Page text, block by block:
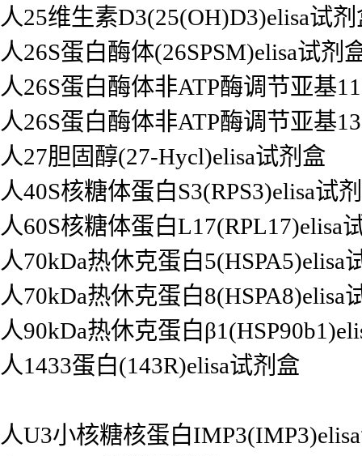
人25维生素D3(25(OH)D3)elisa试
人26S蛋白酶体(26SPSM)elisa试剂
人26S蛋白酶体非ATP酶调节亚基
人26S蛋白酶体非ATP酶调节亚基
人27胆固醇(27-Hycl)elisa试剂盒
人40S核糖体蛋白S3(RPS3)elisa试
人60S核糖体蛋白L17(RPL17)elisa
人70kDa热休克蛋白5(HSPA5)elisa
人70kDa热休克蛋白8(HSPA8)elisa
人90kDa热休克蛋白
人1433蛋白(143R)elisa试剂盒
人U3小核糖核蛋白